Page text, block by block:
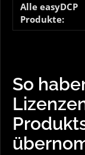
Alle easyDCP
Produkte:
So